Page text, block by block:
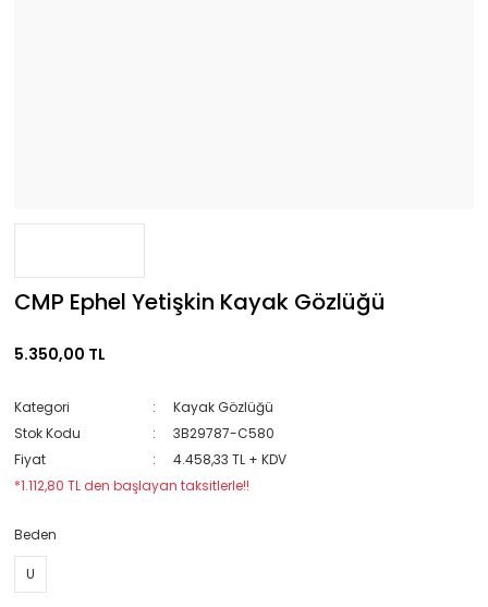
CMP Ephel Yetişkin Kayak Gözlüğü
5.350,00 TL
Kategori
Kayak Gözlüğü
Stok Kodu
3B29787-C580
Fiyat
4.458,33 TL + KDV
*1.112,80 TL den başlayan taksitlerle!!
Beden
U